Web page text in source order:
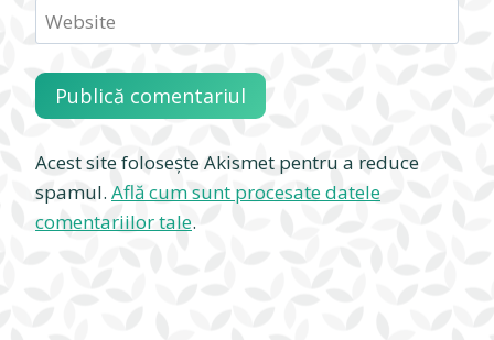
Website
Acest site folosește Akismet pentru a reduce
spamul. Află cum sunt procesate datele
comentariilor tale.